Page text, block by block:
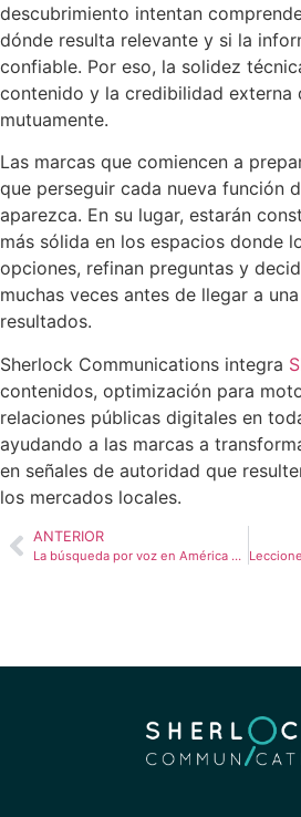
descubrimiento intentan
dónde resulta relevante y si la
confiable. Por eso, la solidez
contenido y la credibilidad externa
mutuamente.
Las marcas que comiencen a
que perseguir cada nueva función
aparezca. En su lugar, estarán
más sólida en los espacios donde
opciones, refinan preguntas y
muchas veces antes de llegar a
resultados.
Sherlock Communications integra
contenidos, optimización para
relaciones públicas digitales en
ayudando a las marcas a
en señales de autoridad que
los mercados locales.
ANTERIOR
La búsqueda por voz en América Latina está cambiando cómo las marcas se convierten en la respuesta